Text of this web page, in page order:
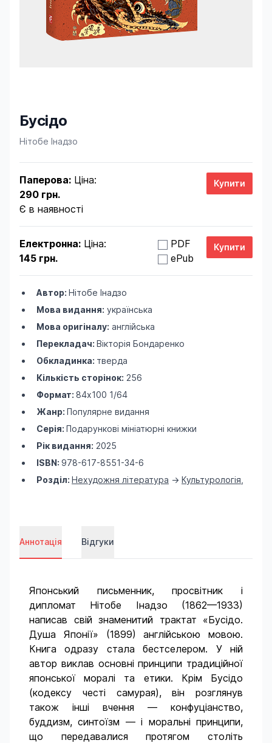
Бусідо
Product information
Нітобе Інадзо
Паперова: Ціна:
290 грн.
Є в наявності
Електронна: Ціна:
145 грн.
PDF
ePub
Автор: Нітобе Інадзо
Мова видання: українська
Мова оригіналу: англійська
Перекладач: Вікторія Бондаренко
Обкладинка: тверда
Кількість сторінок: 256
Формат: 84х100 1/64
Жанр: Популярне видання
Серія: Подарункові мініатюрні книжки
Рік видання: 2025
ISBN: 978-617-8551-34-6
Розділ: Нехудожня література -> Культурологія
Аннотація Відгуки
Японський письменник, просвітник і
дипломат Нітобе Інадзо (1862—1933)
написав свій знаменитий трактат «Бусідо.
Душа Японії» (1899) англійською мовою.
Книга одразу стала бестселером. У ній
автор виклав основні принципи традиційної
японської моралі та етики. Крім Бусідо
(кодексу честі самурая), він розглянув
також інші вчення — конфуціанство,
буддизм, синтоїзм — і моральні принципи,
що передавалися протягом століть